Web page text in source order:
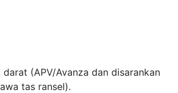
(APV/Avanza dan disarankan
tas ransel).